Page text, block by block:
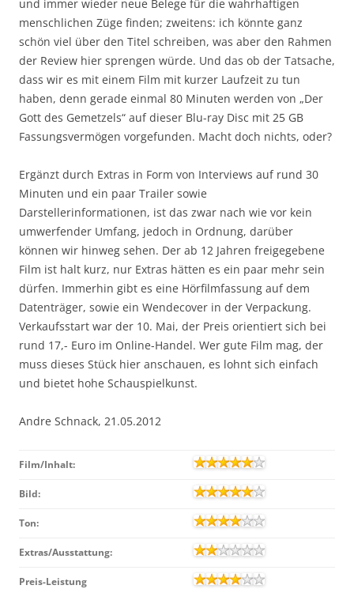
und immer wieder neue Belege für die wahrhaftigen
menschlichen Züge finden; zweitens: ich könnte ganz
schön viel über den Titel schreiben, was aber den Rahmen
der Review hier sprengen würde. Und das ob der Tatsache,
dass wir es mit einem Film mit kurzer Laufzeit zu tun
haben, denn gerade einmal 80 Minuten werden von „Der
Gott des Gemetzels“ auf dieser Blu-ray Disc mit 25 GB
Fassungsvermögen vorgefunden. Macht doch nichts, oder?
Ergänzt durch Extras in Form von Interviews auf rund 30
Minuten und ein paar Trailer sowie
Darstellerinformationen, ist das zwar nach wie vor kein
umwerfender Umfang, jedoch in Ordnung, darüber
können wir hinweg sehen. Der ab 12 Jahren freigegebene
Film ist halt kurz, nur Extras hätten es ein paar mehr sein
dürfen. Immerhin gibt es eine Hörfilmfassung auf dem
Datenträger, sowie ein Wendecover in der Verpackung.
Verkaufsstart war der 10. Mai, der Preis orientiert sich bei
rund 17,- Euro im Online-Handel. Wer gute Film mag, der
muss dieses Stück hier anschauen, es lohnt sich einfach
und bietet hohe Schauspielkunst.
Andre Schnack, 21.05.2012
Film/Inhalt:
Bild:
Ton:
Extras/Ausstattung:
Preis-Leistung